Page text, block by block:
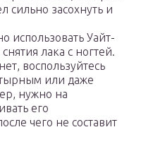
сильно засохнуть и
использовать Уайт-
лака с ногтей.
воспользуйтесь
или даже
нужно на
его
чего не составит